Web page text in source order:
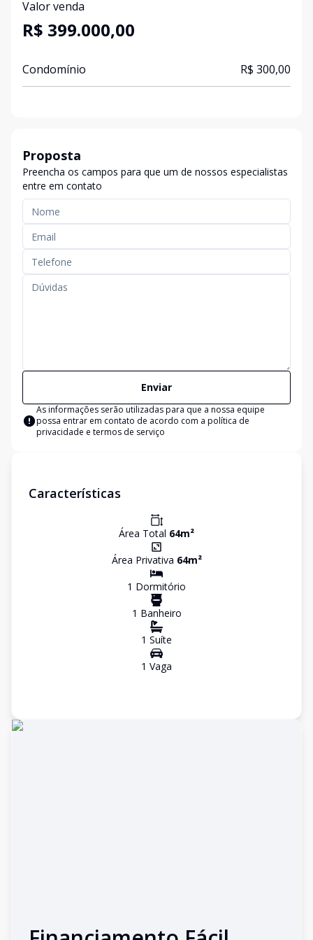
Valor venda
R$ 399.000,00
Condomínio R$ 300,00
Proposta
Preencha os campos para que um de nossos especialistas
entre em contato
Enviar
As informações serão utilizadas para que a nossa equipe
possa entrar em contato de acordo com a política de
privacidade e termos de serviço
Características
Área Total 64m²
Área Privativa 64m²
1 Dormitório
1 Banheiro
1 Suíte
1 Vaga